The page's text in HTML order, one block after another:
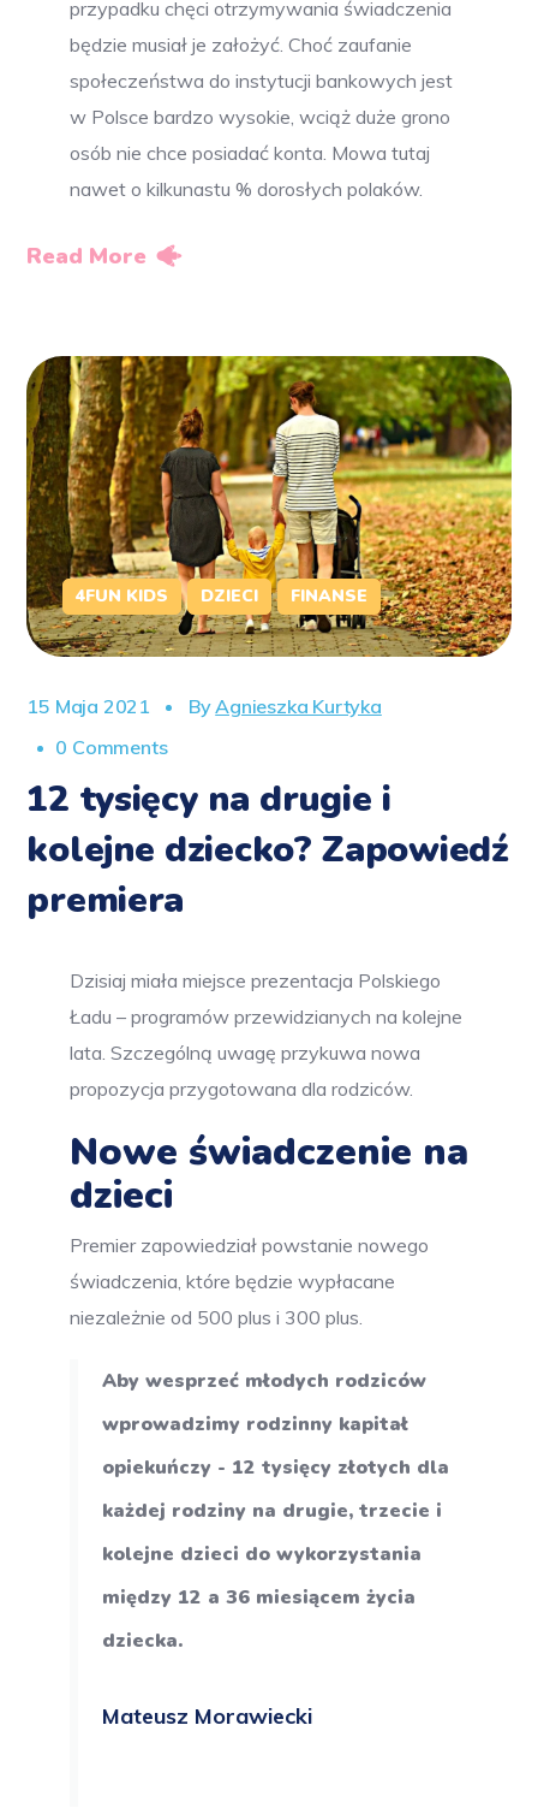
przypadku chęci otrzymywania świadczenia
będzie musiał je założyć. Choć zaufanie
społeczeństwa do instytucji bankowych jest
w Polsce bardzo wysokie, wciąż duże grono
osób nie chce posiadać konta. Mowa tutaj
nawet o kilkunastu % dorosłych polaków.
Read More
4FUN KIDS DZIECI FINANSE
15 Maja 2021 ByAgnieszka Kurtyka
0 Comments
12 tysięcy na drugie i
kolejne dziecko? Zapowiedź
premiera
Dzisiaj miała miejsce prezentacja Polskiego
Ładu – programów przewidzianych na kolejne
lata. Szczególną uwagę przykuwa nowa
propozycja przygotowana dla rodziców.
Nowe świadczenie na
dzieci
Premier zapowiedział powstanie nowego
świadczenia, które będzie wypłacane
niezależnie od 500 plus i 300 plus.
Aby wesprzeć młodych rodziców
wprowadzimy rodzinny kapitał
opiekuńczy - 12 tysięcy złotych dla
każdej rodziny na drugie, trzecie i
kolejne dzieci do wykorzystania
między 12 a 36 miesiącem życia
dziecka.
Mateusz Morawiecki